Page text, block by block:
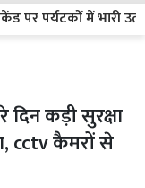
पर पर्यटकों में भारी
कड़ी सुरक्षा
cctv कैमरों से